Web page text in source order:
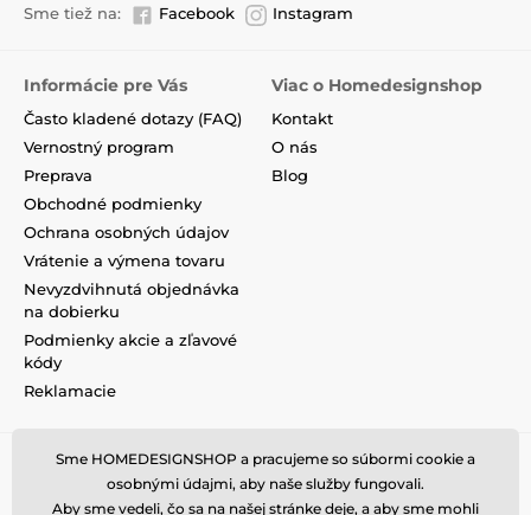
Sme tiež na: Facebook Instagram
Informácie pre Vás
Často kladené dotazy (FAQ)
Vernostný program
Preprava
Obchodné podmienky
Ochrana osobných údajov
Vrátenie a výmena tovaru
Nevyzdvihnutá objednávka
na dobierku
Podmienky akcie a zľavové
kódy
Reklamacie
Viac o Homedesignshop
Kontakt
O nás
Blog
Sme HOMEDESIGNSHOP a pracujeme so súbormi cookie a
osobnými údajmi, aby naše služby fungovali.
Aby sme vedeli, čo sa na našej stránke deje, a aby sme mohli